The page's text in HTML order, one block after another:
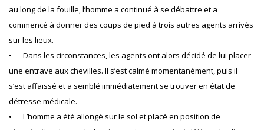
au long de la fouille, l’homme a continué à se débattre et a
commencé à donner des coups de pied à trois autres agents arrivés
sur les lieux.
•
Dans les circonstances, les agents ont alors décidé de lui placer
une entrave aux chevilles. Il s’est calmé momentanément, puis il
s’est affaissé et a semblé immédiatement se trouver en état de
détresse médicale.
•
L’homme a été allongé sur le sol et placé en position de